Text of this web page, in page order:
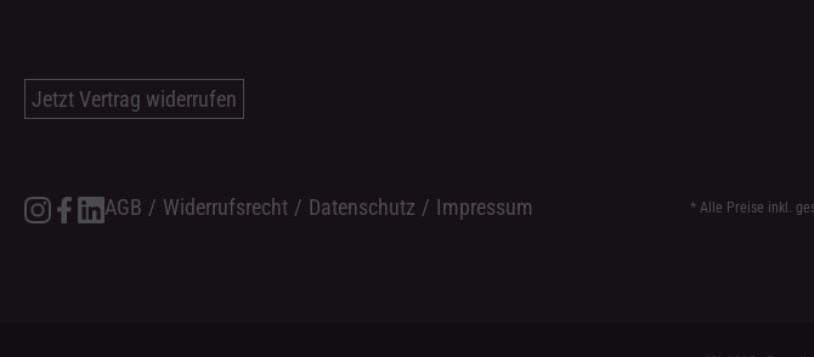
Jetzt Vertrag widerrufen
AGB / Widerrufsrecht / Datenschutz / Impressum * Alle Preise inkl.